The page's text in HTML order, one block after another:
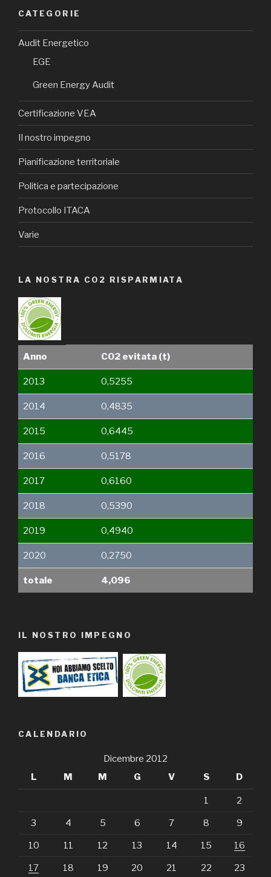
CATEGORIE
Audit Energetico
EGE
Green Energy Audit
Certificazione VEA
Il nostro impegno
Pianificazione territoriale
Politica e partecipazione
Protocollo ITACA
Varie
LA NOSTRA CO2 RISPARMIATA
Anno C02 evitata (t)
2013 0,5255
2014 0,4835
2015 0,6445
2016 0,5178
2017 0,6160
2018 0,5390
2019 0,4940
2020 0,2750
totale 4,096
IL NOSTRO IMPEGNO
CALENDARIO
Dicembre 2012
L
M M G V S D
1 2
3 4 5 6 7 8 9
10 11 12 13 14 15 16
17 18 19 20 21 22 23